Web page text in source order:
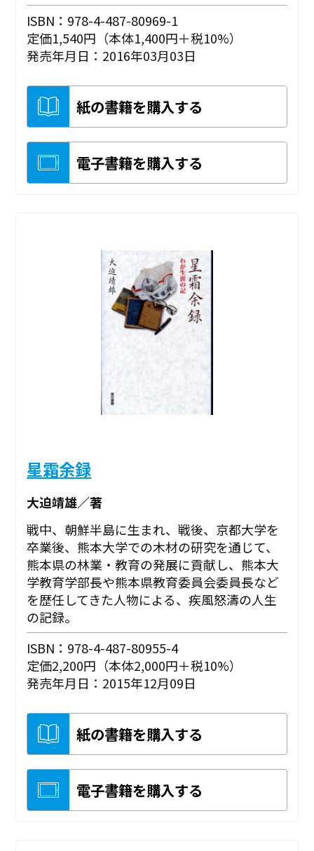
ISBN：978-4-487-80969-1
定価1,540円（本体1,400円＋税10%）
発売年月日：2016年03月03日
紙の書籍を購入する
電子書籍を購入する
星霜余録
大迫靖雄／著
戦中、朝鮮半島に生まれ、戦後、京都大学を
卒業後、熊本大学での木材の研究を通じて、
熊本県の林業・教育の発展に貢献し、熊本大
学教育学部長や熊本県教育委員会委員長など
を歴任してきた人物による、疾風怒濤の人生
の記録。
ISBN：978-4-487-80955-4
定価2,200円（本体2,000円＋税10%）
発売年月日：2015年12月09日
紙の書籍を購入する
電子書籍を購入する